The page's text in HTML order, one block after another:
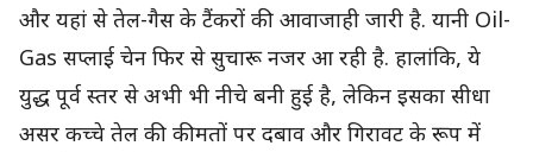
और यहां से तेल-गैस के टैंकरों की आवाजाही जारी है. यानी Oil-
Gas सप्लाई चेन फिर से सुचारू नजर आ रही है. हालांकि, ये
युद्ध पूर्व स्तर से अभी भी नीचे बनी हुई है, लेकिन इसका सीधा
असर कच्चे तेल की कीमतों पर दबाव और गिरावट के रूप में